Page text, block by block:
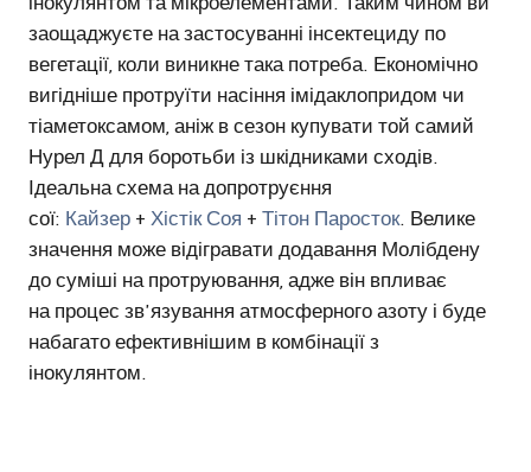
заощаджуєте на застосуванні інсектециду по
вегетації, коли виникне така потреба. Економічно
вигідніше протруїти насіння імідаклопридом чи
тіаметоксамом, аніж в сезон купувати той самий
Нурел Д для боротьби із шкідниками сходів.
Ідеальна схема на допротруєння
сої: Кайзер + Хістік Соя + Тітон Паросток. Велике
значення може відігравати додавання Молібдену
до суміші на протруювання, адже він впливає
на процес зв'язування атмосферного азоту і буде
набагато ефективнішим в комбінації з
інокулянтом.